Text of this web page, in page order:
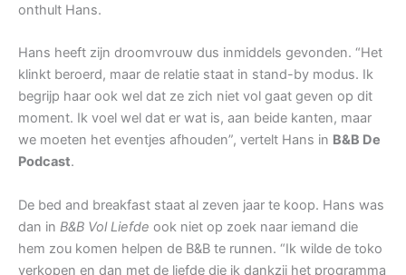
onthult Hans.
Hans heeft zijn droomvrouw dus inmiddels gevonden. “Het
klinkt beroerd, maar de relatie staat in stand-by modus. Ik
begrijp haar ook wel dat ze zich niet vol gaat geven op dit
moment. Ik voel wel dat er wat is, aan beide kanten, maar
we moeten het eventjes afhouden”, vertelt Hans in B&B De
Podcast.
De bed and breakfast staat al zeven jaar te koop. Hans was
dan in B&B Vol Liefde ook niet op zoek naar iemand die
hem zou komen helpen de B&B te runnen. “Ik wilde de toko
verkopen en dan met de liefde die ik dankzij het programma